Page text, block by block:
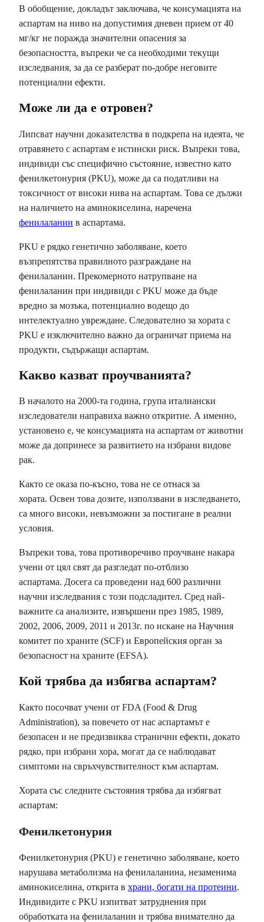
В обобщение, докладът заключава, че консумацията на
аспартам на ниво на допустимия дневен прием от 40
мг/кг не поражда значителни опасения за
безопасността, въпреки че са необходими текущи
изследвания, за да се разберат по-добре неговите
потенциални ефекти.
Може ли да е отровен?
Липсват научни доказателства в подкрепа на идеята, че
отравянето с аспартам е истински риск. Въпреки това,
индивиди със специфично състояние, известно като
фенилкетонурия (PKU), може да са податливи на
токсичност от високи нива на аспартам. Това се дължи
на наличието на аминокиселина, наречена
фенилаланин в аспартама.
PKU е рядко генетично заболяване, което
възпрепятства правилното разграждане на
фенилаланин. Прекомерното натрупване на
фенилаланин при индивиди с PKU може да бъде
вредно за мозъка, потенциално водещо до
интелектуално увреждане. Следователно за хората с
PKU е изключително важно да ограничат приема на
продукти, съдържащи аспартам.
Какво казват проучванията?
В началото на 2000-та година, група италиански
изследователи направиха важно откритие. А именно,
установено е, че консумацията на аспартам от животни
може да допринесе за развитието на избрани видове
рак.
Както се оказа по-късно, това не се отнася за
хората. Освен това дозите, използвани в изследването,
са много високи, невъзможни за постигане в реални
условия.
Въпреки това, това противоречиво проучване накара
учени от цял ​​свят да разгледат по-отблизо
аспартама. Досега са проведени над 600 различни
научни изследвания с този подсладител. Сред най-
важните са анализите, извършени през 1985, 1989,
2002, 2006, 2009, 2011 и 2013г. по искане на Научния
комитет по храните (SCF) и Европейския орган за
безопасност на храните (EFSA).
Кой трябва да избягва аспартам?
Както посочват учени от FDA (Food & Drug
Administration), за повечето от нас аспартамът е
безопасен и не предизвиква странични ефекти, докато
рядко, при избрани хора, могат да се наблюдават
симптоми на свръхчувствителност към аспартам.
Хората със следните състояния трябва да избягват
аспартам:
Фенилкетонурия
Фенилкетонурия (PKU) е генетично заболяване, което
нарушава метаболизма на фенилаланина, незаменима
аминокиселина, открита в храни, богати на протеини.
Индивидите с PKU изпитват затруднения при
обработката на фенилаланин и трябва внимателно да